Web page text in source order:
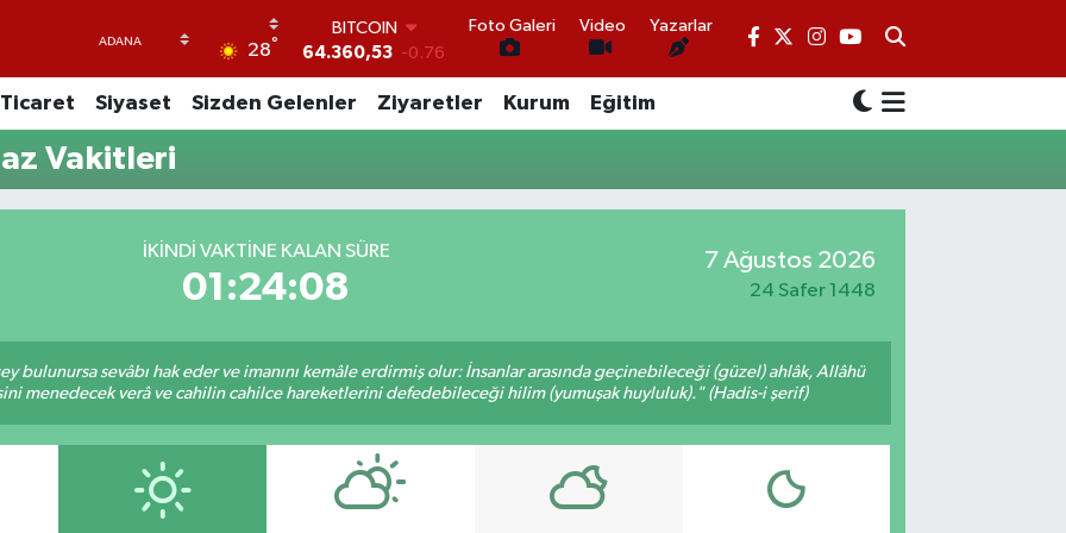
28°
BITCOIN
64.360,53 -0.76
DOLAR
47,7069 0.17
EURO
6574.81
BİST100
13.887
Foto Galeri Video Yazarlar
Ticaret Siyaset Sizden Gelenler Ziyaretler Kurum Eğitim
Vakitleri
İKINDI VAKTINE KALAN SÜRE
01:24:08
7 Ağustos 2026
24 Safer 1448
bulunursa sevâbı hak eder ve imanını kemâle erdirmiş olur: İnsanlar arasında geçinebileceği (güzel) ahlâk, Allâhü
menedecek verâ ve cahilin cahilce hareketlerini defedebileceği hilim (yumuşak huyluluk)." (Hadis-i şerif)